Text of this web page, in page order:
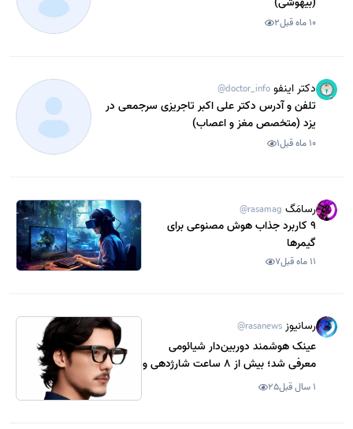
10 ماه قبل 2
دکتر اینفو @doctor_info
تلفن و آدرس دکتر علی اکبر تاجریزی سرجمعی در
یزد (متخصص مغز و اعصاب)
10 ماه قبل 1
رسامَگ @rasamag
9 کاربرد جذاب هوش مصنوعی برای
گیمرها
11 ماه قبل 7
رسانیوز @rasanews
عینک هوشمند دوربین‌دار شیائومی
معرفی شد؛ بیش از 8 ساعت شارژدهی و
قیمت ارزان1 سال قبل 25